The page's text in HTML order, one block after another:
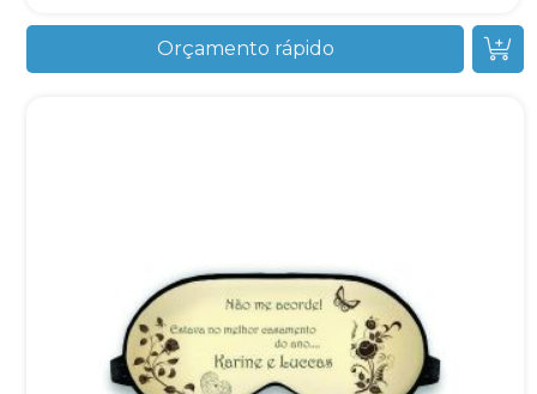
Orçamento rápido